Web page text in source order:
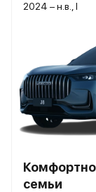
2024 – н.в., I
семьи